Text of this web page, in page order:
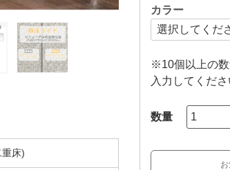
床)
カラー
※10個以上の
入力してくださ